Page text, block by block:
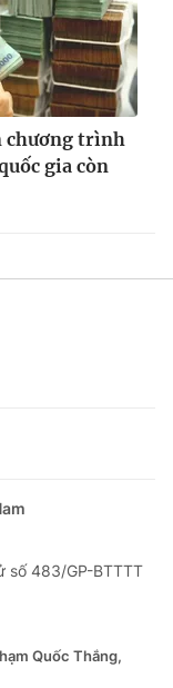
chương trình
gia còn
số 483/GP-BTTTT
Quốc Thắng,